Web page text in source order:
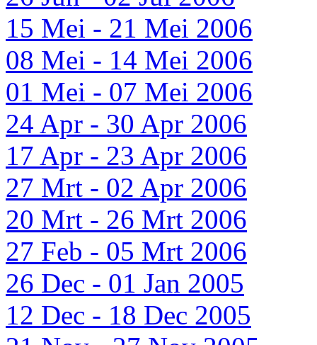
15 Mei - 21 Mei 2006
08 Mei - 14 Mei 2006
01 Mei - 07 Mei 2006
24 Apr - 30 Apr 2006
17 Apr - 23 Apr 2006
27 Mrt - 02 Apr 2006
20 Mrt - 26 Mrt 2006
27 Feb - 05 Mrt 2006
26 Dec - 01 Jan 2005
12 Dec - 18 Dec 2005